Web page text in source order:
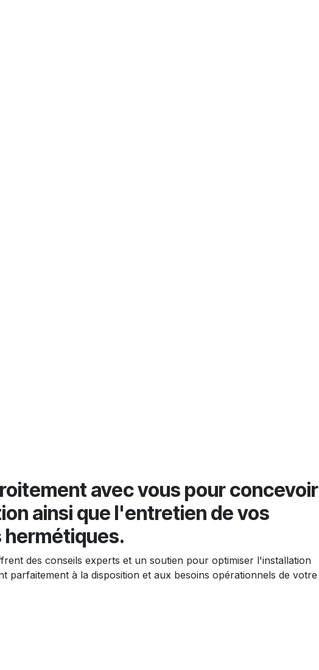
avec vous pour concevoir
ainsi que l'entretien de vos
des conseils experts et un soutien pour optimiser l'installation
parfaitement à la disposition et aux besoins opérationnels de votre